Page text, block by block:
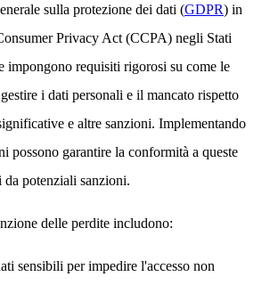
sulla protezione dei dati (GDPR) in
Privacy Act (CCPA) negli Stati
impongono requisiti rigorosi su come le
i dati personali e il mancato rispetto
e altre sanzioni. Implementando
possono garantire la conformità a queste
da potenziali sanzioni.
delle perdite includono:
sensibili per impedire l'accesso non